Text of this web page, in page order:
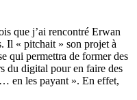
de
cette
entreprise
sociale
depuis
que j’ai rencontré Erwan
Il « pitchait » son projet à
qui permettra de former des
du digital pour en faire des
en les payant ». En effet,